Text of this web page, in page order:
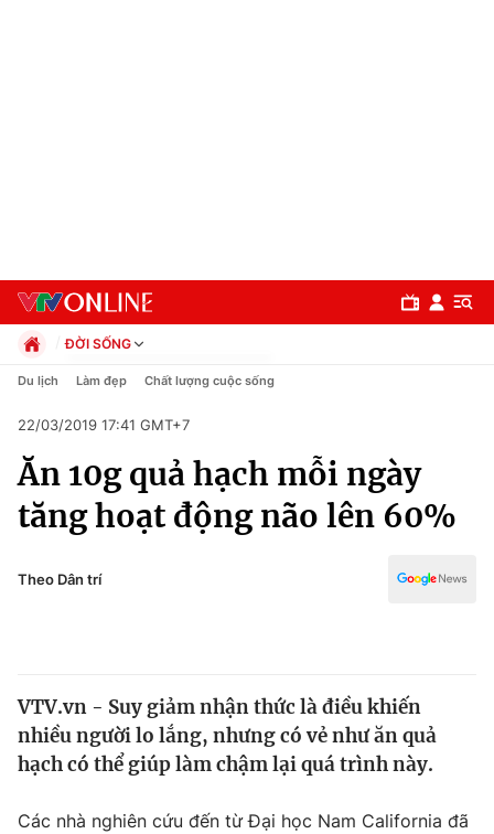
Chuyên mục
Chính trị
Thế giới
Kinh tế
ĐỜI SỐNG
Chính trị
Pháp luật
Kinh tế
Thể thao
Truyền hình
Y tế
Du lịch Làm đẹp Chất lượng cuộc sống
22/03/2019 17:41 GMT+7
Ăn 10g quả hạch mỗi ngày
tăng hoạt động não lên 60%
Theo Dân trí
VTV.vn - Suy giảm nhận thức là điều khiến
nhiều người lo lắng, nhưng có vẻ như ăn quả
hạch có thể giúp làm chậm lại quá trình này.
Các nhà nghiên cứu đến từ Đại học Nam California đã